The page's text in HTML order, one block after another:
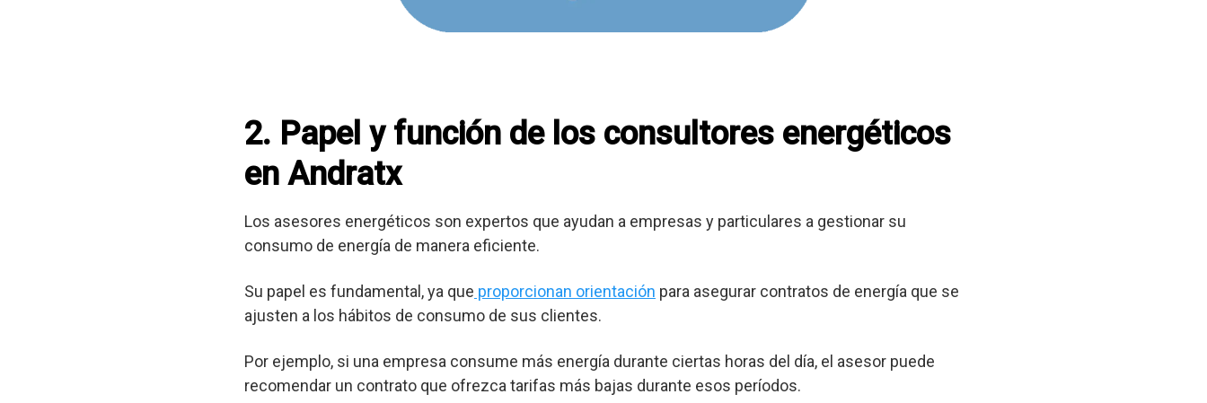
2. Papel y función de los consultores energéticos
en Andratx
Los asesores energéticos son expertos que ayudan a empresas y particulares a gestionar su
consumo de energía de manera eficiente.
Su papel es fundamental, ya que proporcionan orientación para asegurar contratos de energía que se
ajusten a los hábitos de consumo de sus clientes.
Por ejemplo, si una empresa consume más energía durante ciertas horas del día, el asesor puede
recomendar un contrato que ofrezca tarifas más bajas durante esos períodos.